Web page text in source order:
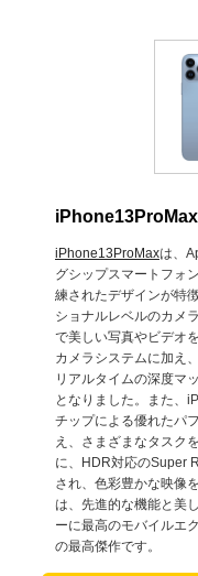
iPhone13ProMax
iPhone13ProMaxは、
グシップスマートフォ
練されたデザインが特
ショナルレベルのカメ
で美しい写真やビデオ
カメラシステムに加え
リアルタイムの深度マ
となりました。また、
チップによる優れたパ
え、さまざまなタスク
に、HDR対応のSuper
され、色彩豊かな映像
は、先進的な機能と美
ーに最高のモバイルエ
の最高傑作です。